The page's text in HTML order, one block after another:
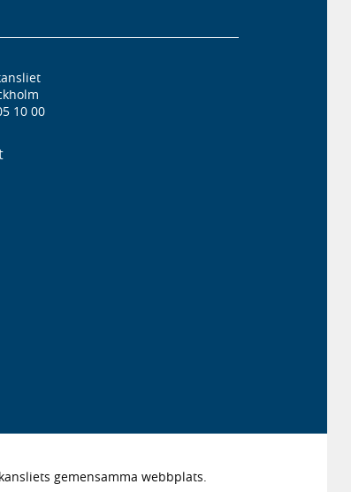
10 00
gemensamma webbplats.